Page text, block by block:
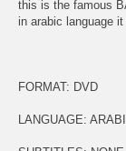
this is the famous
in arabic language
FORMAT: DVD
LANGUAGE: